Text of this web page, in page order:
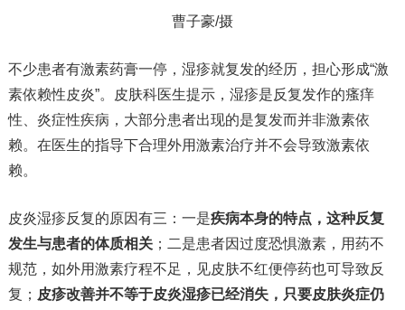
曹子豪/摄
不少患者有激素药膏一停，湿疹就复发的经历，担心形成“激
素依赖性皮炎”。皮肤科医生提示，湿疹是反复发作的瘙痒
性、炎症性疾病，大部分患者出现的是复发而并非激素依
赖。在医生的指导下合理外用激素治疗并不会导致激素依
赖。
皮炎湿疹反复的原因有三：一是疾病本身的特点，这种反复
发生与患者的体质相关；二是患者因过度恐惧激素，用药不
规范，如外用激素疗程不足，见皮肤不红便停药也可导致反
复； 皮疹改善并不等于皮炎湿疹已经消失，只要皮肤炎症仍